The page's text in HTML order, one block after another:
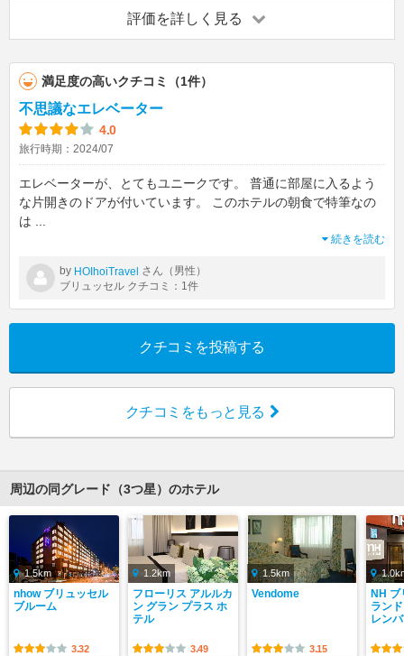
評価を詳しく見る
満足度の高いクチコミ（1件）
不思議なエレベーター
4.0
旅行時期：2024/07
エレベーターが、とてもユニークです。 普通に部屋に入るよう
な片開きのドアが付いています。 このホテルの朝食で特筆なの
は
続きを読む
by HOIhoiTravel さん（男性）
ブリュッセル クチコミ：1件
クチコミを投稿する
クチコミをもっと見る
周辺の同グレード（3つ星）のホテル
1.5km
nhow ブリュッセル
ブルーム
3.32
1.2km
フローリス アルルカ
ン グラン プラス ホ
テル
3.49
1.5km
Vendome
3.15
NH ブ
ラン
レン